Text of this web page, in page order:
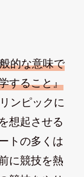
的な意味で
すること』
ンピックに
想起させる
トの多くは
に競技を熱